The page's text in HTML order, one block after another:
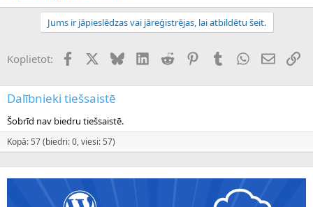
Jums ir jāpieslēdzas vai jāreģistrējas, lai atbildētu šeit.
Koplietot: FacebookX (Twitter)
BlueskyLinkedInReddit PinterestTumblrWhatsApp
E-pasts
Dalībnieki tiešsaistē
Šobrīd nav biedru tiešsaistē.
Kopā: 57 (biedri: 0, viesi: 57)